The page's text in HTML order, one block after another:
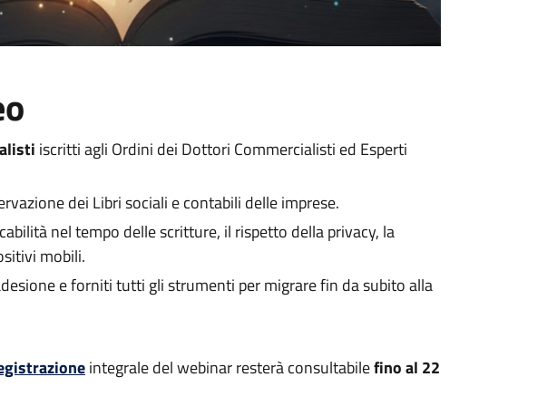
iscritti agli Ordini dei Dottori Commercialisti ed Esperti
dei Libri sociali e contabili delle imprese.
nel tempo delle scritture, il rispetto della privacy, la
mobili.
e forniti tutti gli strumenti per migrare fin da subito alla
integrale del webinar resterà consultabilefino al 22